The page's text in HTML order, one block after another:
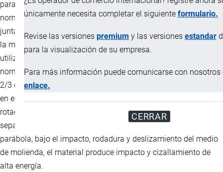
únicamente necesita completar el siguiente formulario.
Revise las versiones premium y las versiones estandar
para la visualización de su empresa.
Para más información puede comunicarse con nosotros
enlace.
CERRAR
para obtener el mejor efecto de molienda de bolas,
normalmente se utilizan bolas grandes, medianas y pequeñas
juntas, la bola grande se utiliza para equilibrar el peso, aplastar
la muestra y dispensar la bola pequeña, la bola pequeña se
utiliza para mezclar y moler la muestra, en circunstancias
normales, el volumen total de bolas y material no supera los
2/3 del volumen del molino, el medio de molienda y el material
en el tanque del tambor se elevan a cierta altura junto con la
rotación del cilindro, debido a la acción de la gravedad, se
separan de la pared del cilindro y caen a lo largo de una
parábola, bajo el impacto, rodadura y deslizamiento del medio
de molienda, el material produce impacto y cizallamiento de
alta energía.